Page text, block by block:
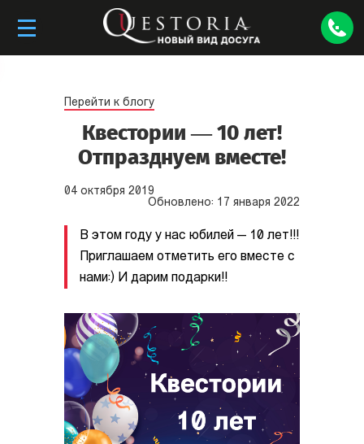
Перейти к блогу
Квестории — 10 лет!
Отпразднуем вместе!
04 октября 2019
Обновлено: 17 января 2022
В этом году у нас юбилей — 10 лет!!!
Приглашаем отметить его вместе с
нами:) И дарим подарки!!